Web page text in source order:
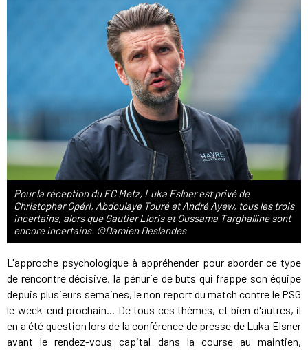
Pour la réception du FC Metz, Luka Eslner est privé de
Christopher Opéri, Abdoulaye Touré et André Ayew, tous les trois
incertains, alors que Gautier Lloris et Oussama Targhalline sont
encore incertains. ©Damien Deslandes
L'approche psychologique à appréhender pour aborder ce type
de rencontre décisive, la pénurie de buts qui frappe son équipe
depuis plusieurs semaines, le non report du match contre le PSG
le week-end prochain... De tous ces thèmes, et bien d'autres, il
en a été question lors de la conférence de presse de Luka Elsner
avant le rendez-vous capital dans la course au maintien,